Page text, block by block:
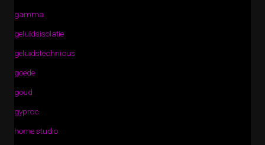
gamma
geluidsisolatie
geluidstechnicus
goede
goud
gyproc
home studio